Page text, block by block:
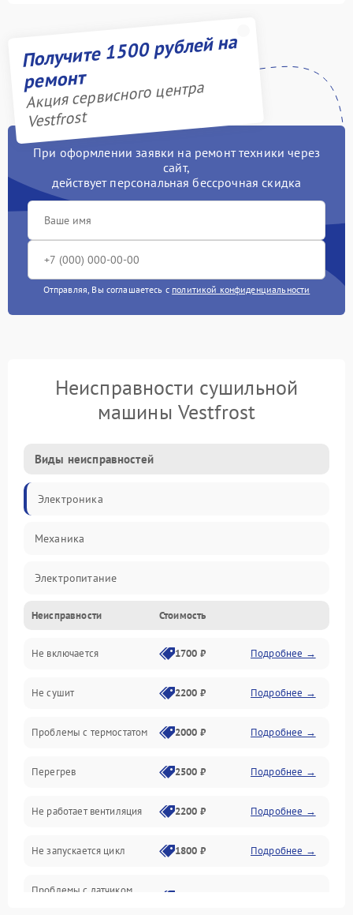
Получите 1500 рублей на
ремонт
Акция сервисного центра
Vestfrost
При оформлении заявки на ремонт техники через
сайт,
действует персональная бессрочная скидка
Отправляя, Вы соглашаетесь с политикой конфиденциальности
Неисправности сушильной
машины Vestfrost
Виды неисправностей
Электроника
Механика
Электропитание
Нагрев
Механические повреждения
Оптика
Программное обеспечение
Датчики
Безопасность
Неисправности Стоимость
Не включается 1700 ₽ Подробнее →
Не сушит 2200 ₽ Подробнее →
Проблемы с термостатом 2000 ₽ Подробнее →
Перегрев 2500 ₽ Подробнее →
Не работает вентиляция 2200 ₽ Подробнее →
Не запускается цикл 1800 ₽ Подробнее →
Проблемы с датчиком